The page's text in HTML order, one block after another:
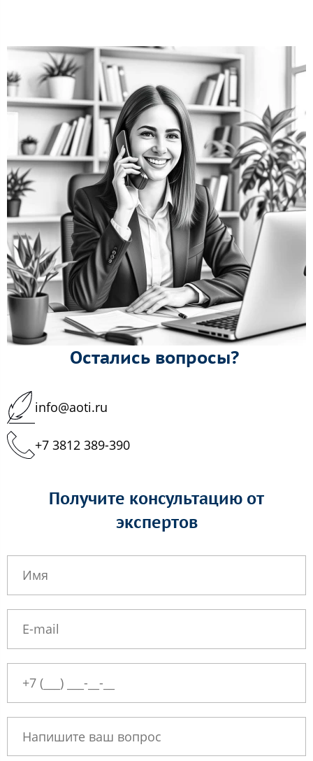
Остались вопросы?
info@aoti.ru
+7 3812 389-390
Получите консультацию от
экспертов